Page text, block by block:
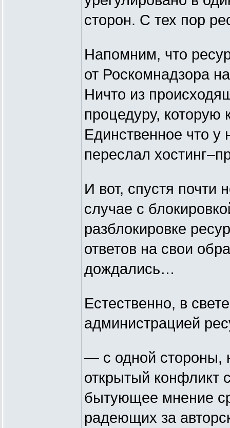
сторон. С тех пор
Напомним, что
от Роскомнадзора
Ничто из
процедуру, которую
Единственное что у
переслал
И вот, спустя почти
случае с
разблокировке
ответов на свои
дождались…
Естественно, в
администрацией
— с одной стороны,
открытый конфликт
бытующее мнение
радеющих за